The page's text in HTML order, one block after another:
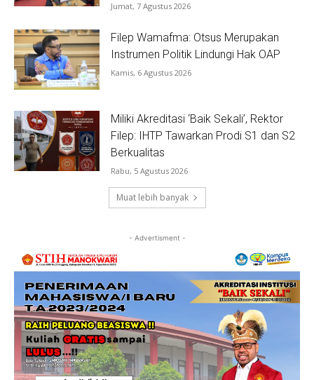
Jumat, 7 Agustus 2026
Filep Wamafma: Otsus Merupakan
Instrumen Politik Lindungi Hak OAP
Kamis, 6 Agustus 2026
Miliki Akreditasi ‘Baik Sekali’, Rektor
Filep: IHTP Tawarkan Prodi S1 dan S2
Berkualitas
Rabu, 5 Agustus 2026
Muat lebih banyak
- Advertisment -